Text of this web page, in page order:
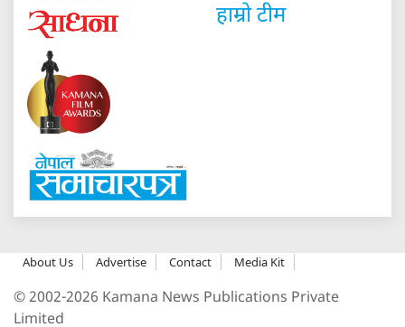
हाम्रो टीम
About Us Advertise Contact Media Kit
© 2002-2026 Kamana News Publications Private
Limited